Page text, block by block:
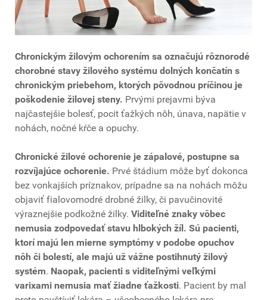
Chronickým žilovým ochorením sa označujú rôznorodé
chorobné stavy žilového systému dolných končatín s
chronickým priebehom, ktorých pôvodnou príčinou je
poškodenie žilovej steny. Prvými prejavmi býva
najčastejšie bolesť, pocit ťažkých nôh, únava, napätie v
nohách, nočné kŕče a opuchy.
Chronické žilové ochorenie je zápalové, postupne sa
rozvíjajúce ochorenie. Prvé štádium môže byť dokonca
bez vonkajších príznakov, prípadne sa na nohách môžu
objaviť fialovomodré drobné žilky, či pavučinovité
výraznejšie podkožné žilky. Viditeľné znaky vôbec
nemusia zodpovedať stavu hlbokých žíl. Sú pacienti,
ktorí majú len mierne symptómy v podobe opuchov
nôh či bolestí, ale majú už vážne postihnutý žilový
systém. Naopak, pacienti s viditeľnými veľkými
varixami nemusia mať žiadne ťažkosti. Pacient by mal